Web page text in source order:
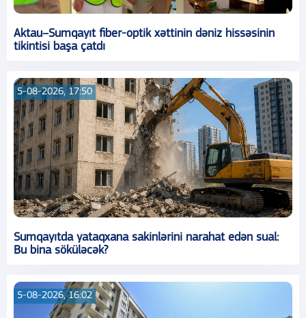
Aktau–Sumqayıt fiber-optik xəttinin dəniz hissəsinin
tikintisi başa çatdı
5-08-2026, 17:50
Sumqayıtda yataqxana sakinlərini narahat edən sual:
Bu bina söküləcək?
5-08-2026, 16:02